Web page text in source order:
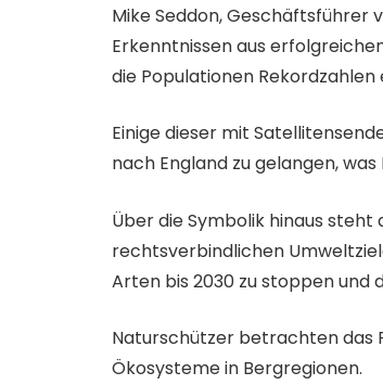
Mike Seddon, Geschäftsführer
Erkenntnissen aus
die Populationen
Einige dieser mit
nach England zu gelangen,
Über die Symbolik hinaus steht
rechtsverbindlichen
Arten bis 2030 zu stoppen und
Naturschützer betrachten das
Ökosysteme in Bergregionen.